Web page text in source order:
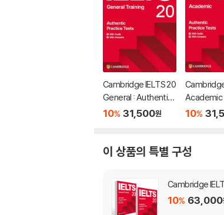
Cambridge IELTS 20
General : Authentic
Practice Tests
10% 31,500원
Academic
c Practice
10%
이 상품의 특별 구성
Cambridge
10% 63,000